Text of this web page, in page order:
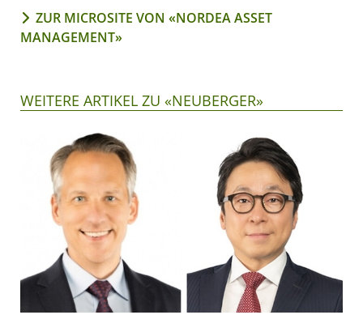
ZUR MICROSITE VON «NORDEA ASSET
MANAGEMENT»
WEITERE ARTIKEL ZU «NEUBERGER»